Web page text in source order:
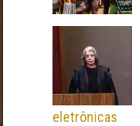
eletrônicas